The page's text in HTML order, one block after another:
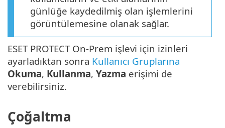
günlüğe kaydedilmiş olan işlemlerini
görüntülemesine olanak sağlar.
ESET PROTECT On-Prem işlevi için izinleri
ayarladıktan sonra Kullanıcı Gruplarına
Okuma, Kullanma, Yazma erişimi de
verebilirsiniz.
Çoğaltma